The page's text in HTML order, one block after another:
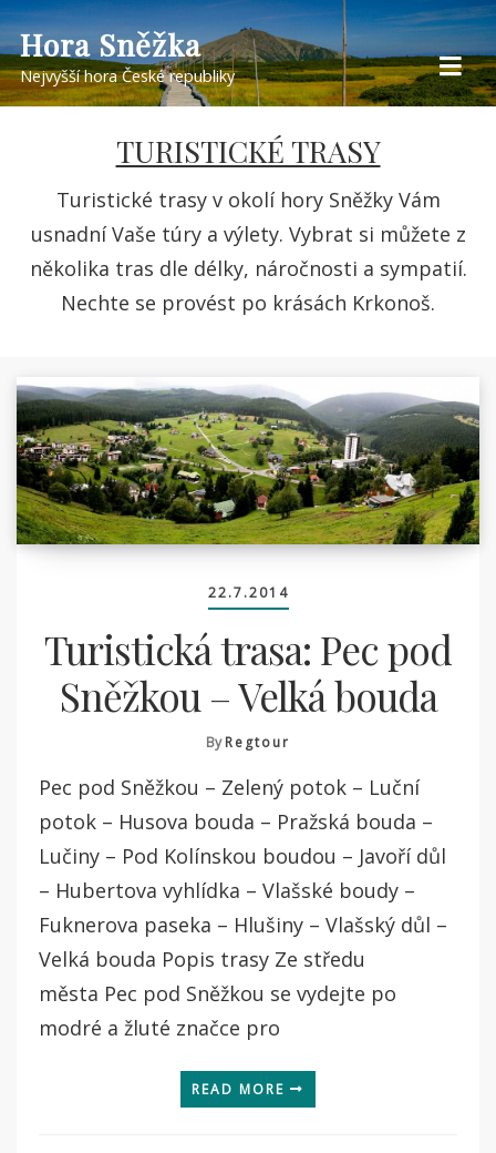
Skip
to
content
Hora Sněžka
Nejvyšší hora České republiky
TURISTICKÉ TRASY
Turistické trasy v okolí hory Sněžky Vám
usnadní Vaše túry a výlety. Vybrat si můžete z
několika tras dle délky, náročnosti a sympatií.
Nechte se provést po krásách Krkonoš.
22.7.2014
Turistická trasa: Pec pod
Sněžkou – Velká bouda
ByRegtour
Pec pod Sněžkou – Zelený potok – Luční
potok – Husova bouda – Pražská bouda –
Lučiny – Pod Kolínskou boudou – Javoří důl
– Hubertova vyhlídka – Vlašské boudy –
Fuknerova paseka – Hlušiny – Vlašský důl –
Velká bouda Popis trasy Ze středu
města Pec pod Sněžkou se vydejte po
modré a žluté značce pro
READ MORE